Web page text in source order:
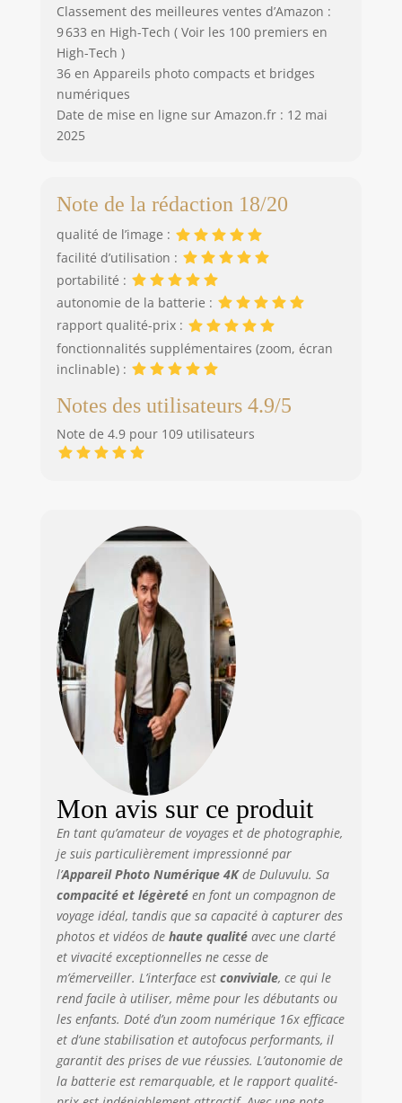
Classement des meilleures ventes d’Amazon :
9 633 en High-Tech ( Voir les 100 premiers en
High-Tech )
36 en Appareils photo compacts et bridges
numériques
Date de mise en ligne sur Amazon.fr : 12 mai
2025
Note de la rédaction 18/20
qualité de l’image :
facilité d’utilisation :
portabilité :
autonomie de la batterie :
rapport qualité-prix :
fonctionnalités supplémentaires (zoom, écran
inclinable) :
Notes des utilisateurs 4.9/5
Note de 4.9 pour 109 utilisateurs
Mon avis sur ce produit
En tant qu’amateur de voyages et de photographie,
je suis particulièrement impressionné par
l’Appareil Photo Numérique 4Kde Duluvulu. Sa
compacité et légèretéen font un compagnon de
voyage idéal, tandis que sa capacité à capturer des
photos et vidéos de haute qualitéavec une clarté
et vivacité exceptionnelles ne cesse de
m’émerveiller. L’interface est conviviale, ce qui le
rend facile à utiliser, même pour les débutants ou
les enfants. Doté d’un zoom numérique 16x efficace
et d’une stabilisation et autofocus performants, il
garantit des prises de vue réussies. L’autonomie de
la batterie est remarquable, et le rapport qualité-